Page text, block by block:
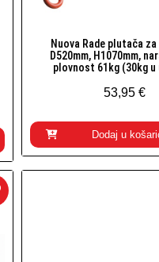
Brzi pogled
Nuova Rade plutača
D520mm, H1070mm,
plovnost 61kg (30kg u
53,95 €
Dodaj u